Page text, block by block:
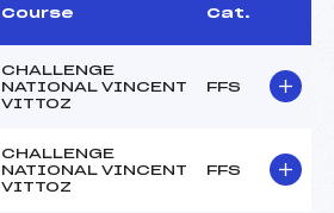
Course Cat.
CHALLENGE
NATIONAL VINCENT
VITTOZ
FFS
CHALLENGE
NATIONAL VINCENT
VITTOZ
FFS